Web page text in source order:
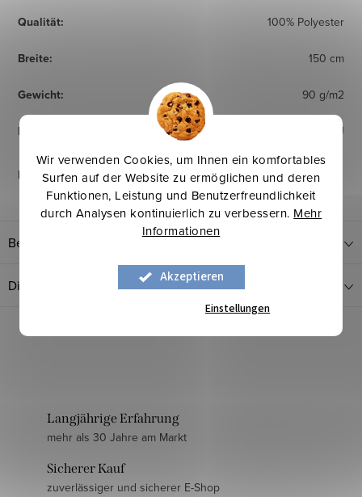
Wir verwenden Cookies, um Ihnen ein komfortables
Surfen auf der Website zu ermöglichen und deren
Funktionen, Leistung und Benutzerfreundlichkeit
durch Analysen kontinuierlich zu verbessern. Mehr
Informationen
Akzeptieren
Einstellungen
Qualität: 100% Polyester
Breite: 150 cm
Gewicht: 90 g/m2
Herkunftsland EU
Pflegehinweise:
Bewertung
Diskussion
Langjährige Erfahrung
mehr als 30 Jahre am Markt
Sicherer Kauf
zuverlässiger und sicherer E-Shop